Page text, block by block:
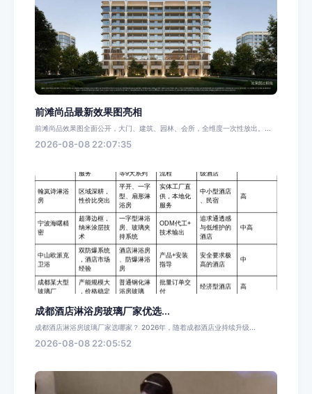
前滩尚品最新效果图亮相
前滩尚品效果图全面公开，大门、建筑、园林、会所，全维度一次性放出。...
2026-08-08 22:07:35
成都酒店淋浴房玻璃厂家优选...
成都酒店淋浴房玻璃厂家选哪家？ 2026年，随着成都酒店业持续升级...
2026-08-08 22:05:52